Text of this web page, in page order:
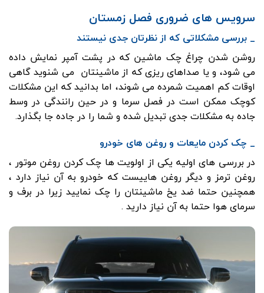
سرویس های ضروری فصل زمستان
_ بررسی مشکلاتی که از نظرتان جدی نیستند
روشن شدن چراغ چک ماشین که در پشت آمپر نمایش داده
می شود، و یا صداهای ریزی که از ماشینتان می شنوید گاهی
اوقات کم اهمیت شمرده می شوند، اما بدانید که این مشکلات
کوچک ممکن است در فصل سرما و در حین رانندگی در وسط
جاده به مشکلات جدی تبدیل شده و شما را در جاده جا بگذارد.
_ چک کردن مایعات و روغن های خودرو
در بررسی های اولیه یکی از اولویت ها چک کردن روغن موتور ،
روغن ترمز و دیگر روغن هاییست که خودرو به آن نیاز دارد ،
همچنین حتما ضد یخ ماشینتان را چک نمایید زیرا در برف و
سرمای هوا حتما به آن نیاز دارید .